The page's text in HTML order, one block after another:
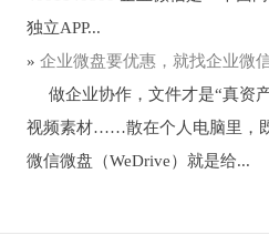
独立APP...
» 企业微盘要优惠，就找企业微
做企业协作，文件才是“真资产
视频素材……散在个人电脑里，
微信微盘（WeDrive）就是给...